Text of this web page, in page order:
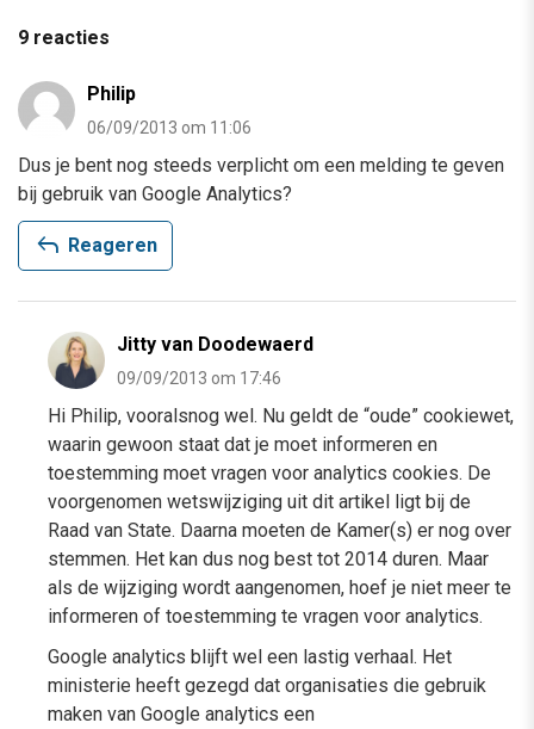
9 reacties
Philip
06/09/2013 om 11:06
Dus je bent nog steeds verplicht om een melding te geven
bij gebruik van Google Analytics?
reply Reageren
Jitty van Doodewaerd
09/09/2013 om 17:46
Hi Philip, vooralsnog wel. Nu geldt de “oude” cookiewet,
waarin gewoon staat dat je moet informeren en
toestemming moet vragen voor analytics cookies. De
voorgenomen wetswijziging uit dit artikel ligt bij de
Raad van State. Daarna moeten de Kamer(s) er nog over
stemmen. Het kan dus nog best tot 2014 duren. Maar
als de wijziging wordt aangenomen, hoef je niet meer te
informeren of toestemming te vragen voor analytics.
Google analytics blijft wel een lastig verhaal. Het
ministerie heeft gezegd dat organisaties die gebruik
maken van Google analytics een